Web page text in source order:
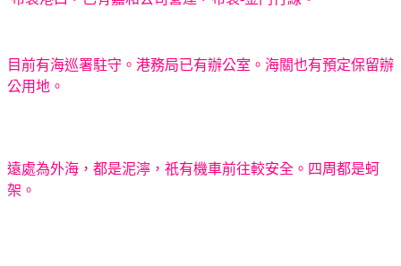
目前有海巡署駐守。港務局已有辦公室。海關也有預定保留辦
公用地。
遠處為外海，都是泥濘，祇有機車前往較安全。四周都是蚵
架。